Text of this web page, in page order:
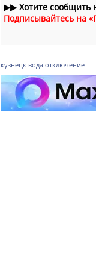
▶▶Хотите сообщить
Подписывайтесь на
кузнецк вода отключение